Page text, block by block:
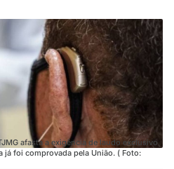
afasta a exigência de laudo exclusivo
foi comprovada pela União. ( Foto: